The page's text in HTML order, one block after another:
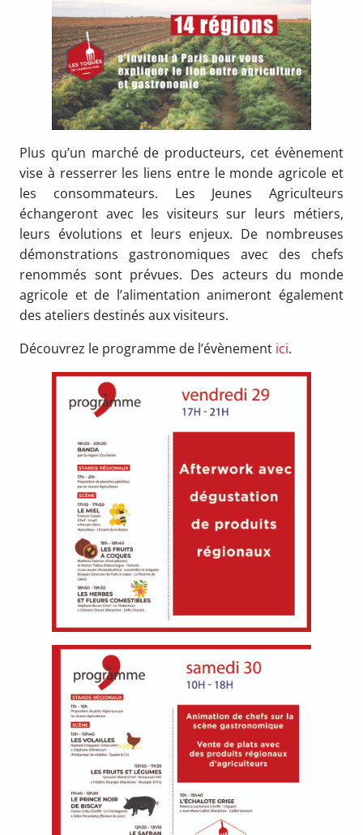
Plus qu’un marché de producteurs, cet évènement
vise à resserrer les liens entre le monde agricole et
les consommateurs. Les Jeunes Agriculteurs
échangeront avec les visiteurs sur leurs métiers,
leurs évolutions et leurs enjeux. De nombreuses
démonstrations gastronomiques avec des chefs
renommés sont prévues. Des acteurs du monde
agricole et de l’alimentation animeront également
des ateliers destinés aux visiteurs.
Découvrez le programme de l’évènement ici.